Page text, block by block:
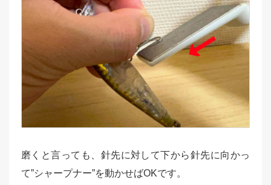
磨くと言っても、針先に対して下から針先に向かっ
て”シャープナー”を動かせばOKです。